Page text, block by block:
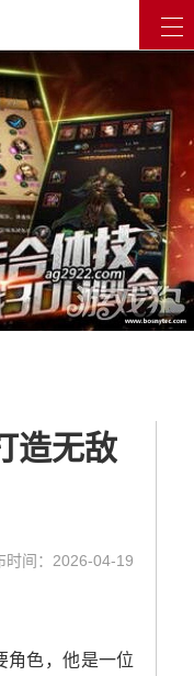
造无敌
时间：2026-04-19
角色，他是一位